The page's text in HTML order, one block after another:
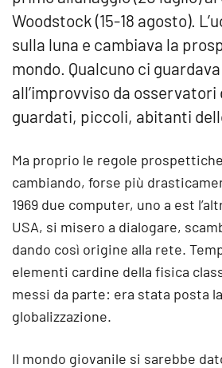
Woodstock (15-18 agosto).
sulla luna e cambiava la
mondo. Qualcuno ci
all’improvviso da
guardati, piccoli, abitanti
Ma proprio le regole
cambiando, forse più
1969 due computer, uno a est
USA, si misero a dialogare,
dando così origine alla rete.
elementi cardine della fisica
messi da parte: era stata posta
globalizzazione.
Il mondo giovanile si sarebbe